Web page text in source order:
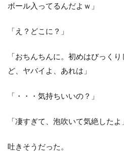
ボール入ってるんだよｗ」
「え？どこに？」
「おちんちんに。初めはびっく
ど、ヤバイよ、あれは」
「・・・気持ちいいの？」
「凄すぎて、泡吹いて気絶したよ」
吐きそうだった。